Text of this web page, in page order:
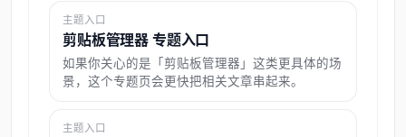
主题入口
剪贴板管理器 专题入口
如果你关心的是「剪贴板管理器」这类更具体的场
景，这个专题页会更快把相关文章串起来。
主题入口